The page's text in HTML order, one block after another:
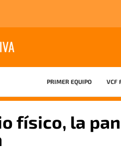
PRIMER EQUIPO VCF
físico, la